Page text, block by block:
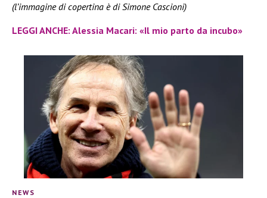
(l’immagine di copertina è di Simone Cascioni)
LEGGI ANCHE: Alessia Macari: «Il mio parto da incubo»
NEWS